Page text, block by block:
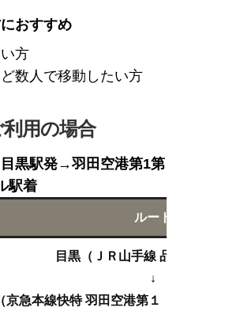
おすすめ
方
ど数人で移動したい方
用の場合
黒駅発→羽田空港第1第
駅着
ルート
目黒（ＪＲ山手線 品川,東京
↓
京急本線快特 羽田空港第１・第２タ